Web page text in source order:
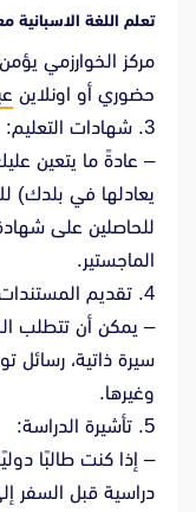
تعلم اللغة الاسبانية
مركز الخوارزمي
حضوري أو اونلاين
3. شهادات التعليم:
– عادةً ما يتعين
يعادلها في بلدك)
للحاصلين على شهادة
الماجستير.
4. تقديم المستندات:
– يمكن أن تتطلب
سيرة ذاتية، رسائل
وغيرها.
5. تأشيرة الدراسة:
– إذا كنت طالبًا
دراسية قبل السفر